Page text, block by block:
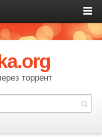
торрент